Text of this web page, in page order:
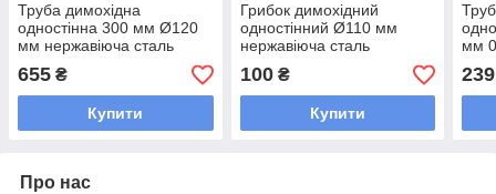
Труба димохідна
одностінна 300 мм Ø120
мм нержавіюча сталь
655 ₴
Купити
Грибок димохідний
одностінний Ø110 мм
нержавіюча сталь
100₴
Купити
мм
239
Про нас